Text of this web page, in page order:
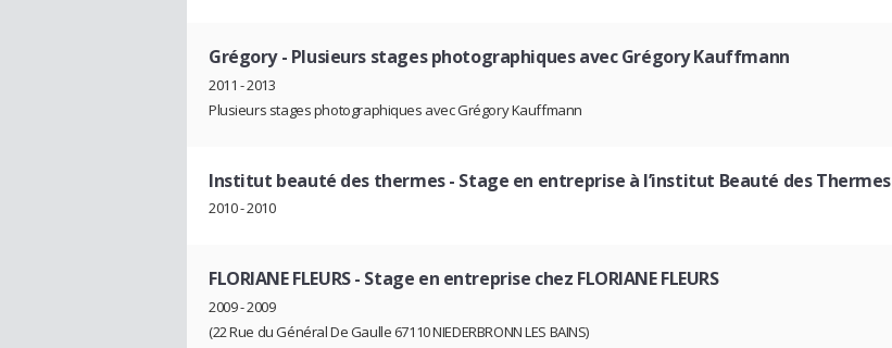
Grégory- Plusieurs stages photographiques avec Grégory Kauffmann
2011 - 2013
Plusieurs stages photographiques avec Grégory Kauffmann
Institut beauté des thermes- Stage en entreprise à l’institut Beauté des Thermes
2010 - 2010
FLORIANE FLEURS- Stage en entreprise chez FLORIANE FLEURS
2009 - 2009
(22 Rue du Général De Gaulle 67110 NIEDERBRONN LES BAINS)